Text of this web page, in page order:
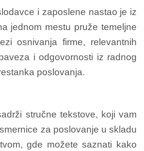
i zaposlene nastao je iz
jednom mestu pruže temeljne
osnivanja firme, relevantnih
i odgovornosti iz radnog
poslovanja.
stručne tekstove, koji vam
za poslovanje u skladu
gde možete saznati kako